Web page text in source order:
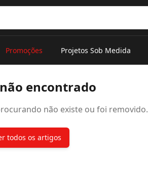
Promoções Projetos Sob Medida
encontrado
não existe ou foi removido.
todos os artigos